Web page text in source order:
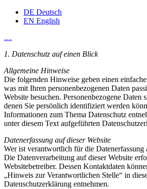
DE Deutsch
EN English
…
1. Datenschutz auf einen Blick
Allgemeine Hinweise
Die folgenden Hinweise geben einen
was mit Ihren personenbezogenen Daten
Website besuchen. Personenbezogene Daten
denen Sie persönlich identifiziert werden
Informationen zum Thema Datenschutz
unter diesem Text aufgeführten
Datenerfassung auf dieser Website
Wer ist verantwortlich für die Datenerfassung
Die Datenverarbeitung auf dieser Website
Websitebetreiber. Dessen Kontaktdaten
„Hinweis zur Verantwortlichen Stelle“ in
Datenschutzerklärung entnehmen.